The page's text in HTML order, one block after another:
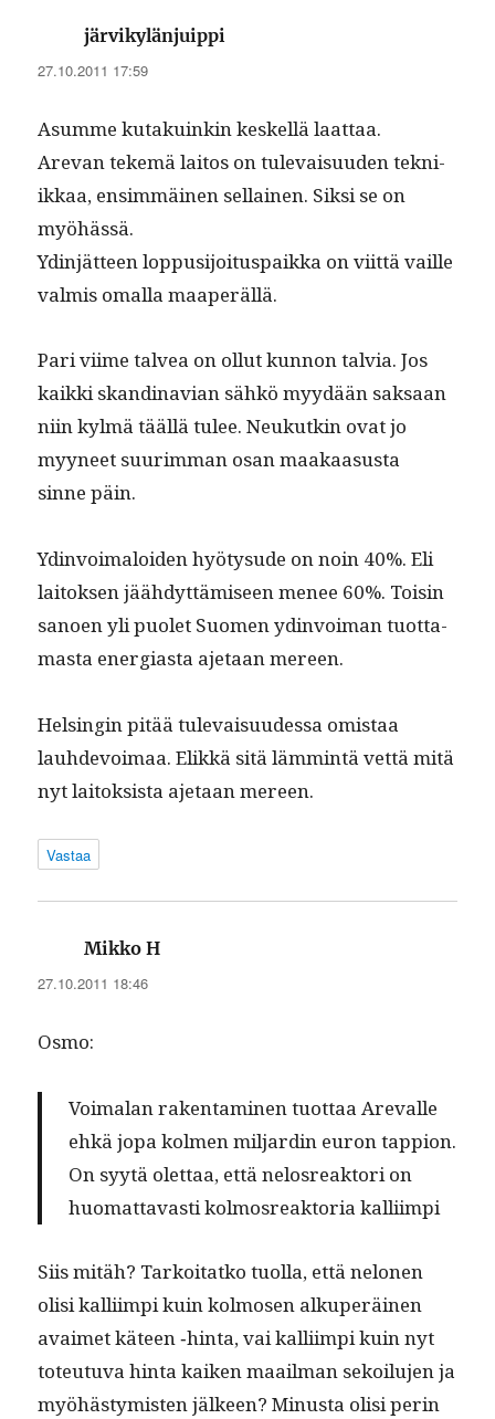
järvikylänjuippi
27.10.2011 17:59
Asumme kutakuinkin keskel­lä laattaa.
Are­van tekemä laitos on tule­vaisu­u­den tekni­
ikkaa, ensim­mäi­nen sel­l­ainen. Sik­si se on
myöhässä.
Ydin­jät­teen lop­pusi­joi­tu­s­paik­ka on viit­tä vaille
valmis oma­l­la maaperällä.
Pari viime talvea on ollut kun­non talvia. Jos
kaik­ki skan­di­na­vian sähkö myy­dään sak­saan
niin kylmä tääl­lä tulee. Neukutkin ovat jo
myyneet suurim­man osan maakaa­sus­ta
sinne päin.
Ydin­voimaloiden hyö­ty­sude on noin 40%. Eli
laitok­sen jäähdyt­tämiseen menee 60%. Toisin
sanoen yli puo­let Suomen ydin­voiman tuot­ta­
mas­ta ener­gias­ta aje­taan mereen.
Helsin­gin pitää tule­vaisu­udessa omis­taa
lauhde­voimaa. Elikkä sitä läm­mintä vet­tä mitä
nyt laitok­sista aje­taan mereen.
Vastaa
Mikko H
27.10.2011 18:46
Osmo:
Voimalan rak­en­t­a­mi­nen tuot­taa Arevalle
ehkä jopa kol­men mil­jardin euron tap­pi­on.
On syytä olet­taa, että nelos­reak­tori on
huo­mat­tavasti kol­mosreak­to­ria kalliimpi
Siis mitäh? Tarkoi­tatko tuol­la, että nelo­nen
olisi kalli­impi kuin kol­mosen alku­peräi­nen
avaimet käteen ‑hin­ta, vai kalli­impi kuin nyt
toteu­tu­va hin­ta kaiken maail­man sekoilu­jen ja
myöhästymis­ten jäl­keen? Minus­ta olisi perin